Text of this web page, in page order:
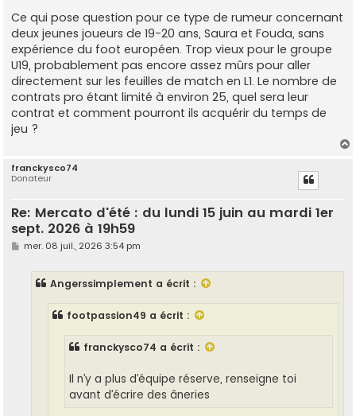
Ce qui pose question pour ce type de rumeur concernant
deux jeunes joueurs de 19-20 ans, Saura et Fouda, sans
expérience du foot européen. Trop vieux pour le groupe
U19, probablement pas encore assez mûrs pour aller
directement sur les feuilles de match en L1. Le nombre de
contrats pro étant limité à environ 25, quel sera leur
contrat et comment pourront ils acquérir du temps de
jeu ?
franckysco74
Donateur
Re: Mercato d'été : du lundi 15 juin au mardi 1er
sept. 2026 à 19h59
M
mer. 08 juil., 2026 3:54 pm
Angerssimplement a écrit :
footpassion49 a écrit :
franckysco74 a écrit :
Il n’y a plus d’équipe réserve, renseigne toi
avant d’écrire des âneries